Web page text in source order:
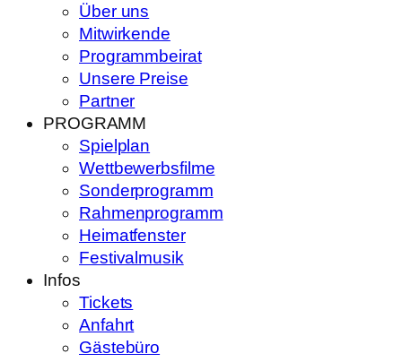
Über uns
Mitwirkende
Programmbeirat
Unsere Preise
Partner
PROGRAMM
Spielplan
Wettbewerbsfilme
Sonderprogramm
Rahmenprogramm
Heimatfenster
Festivalmusik
Infos
Tickets
Anfahrt
Gästebüro